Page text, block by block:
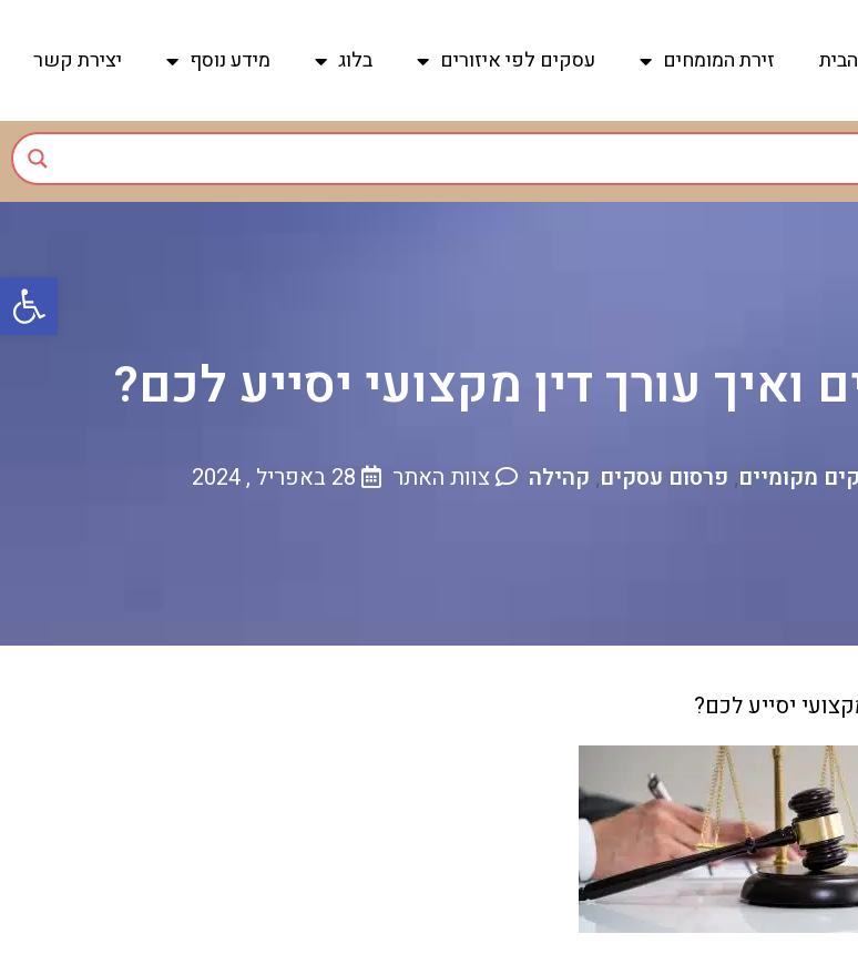
זירת המומחים עסקים לפי איזורים בלוג מידע נוסף יצירת קשר
עורך דין מקצועי יסייע לכם?
מקומיים, פרסום עסקים, קהילה צוות האתר 28 באפריל , 2024
יסייע לכם?